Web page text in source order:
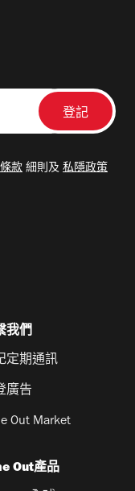
款 細則及 私隱政策
我們
定期通訊
廣告
Out Market
Out產品